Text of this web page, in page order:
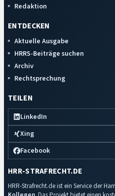
Redaktion
ENTDECKEN
Aktuelle Ausgabe
HRRS-Beiträge suchen
Archiv
Rechtsprechung
TEILEN
LinkedIn
Xing
Facebook
HRR-STRAFRECHT.DE
HRR-Strafrecht.de ist ein Service der